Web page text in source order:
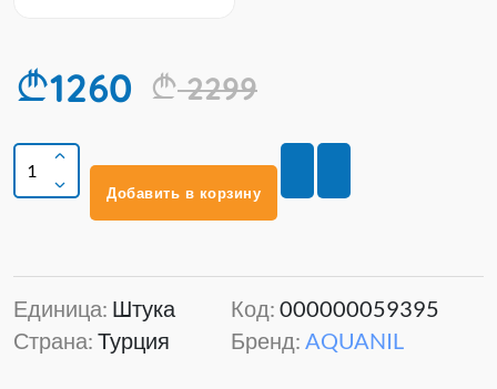
1260 2299
Добавить в корзину
Единица: Штука
Страна: Турция
Код: 000000059395
Бренд: AQUANIL